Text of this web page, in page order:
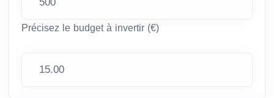
Précisez le budget à invertir (€)